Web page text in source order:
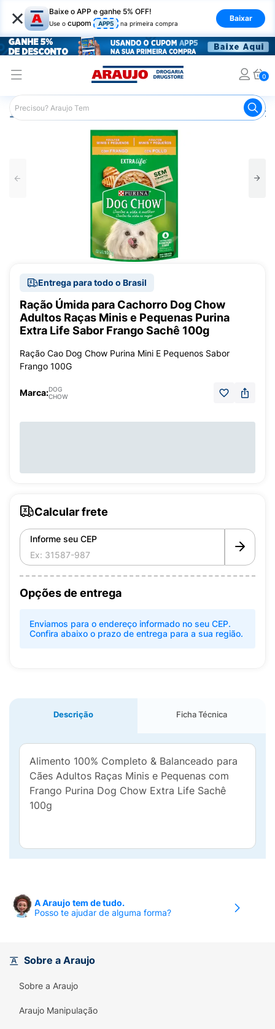
× Baixe o APP e ganhe 5% OFF!
Use o cupom APP5 na primeira compra
Baixar
0
Araujo Pet Shop Ração para Cachorro
Entrega para todo o Brasil
Ração Úmida para Cachorro Dog Chow
Adultos Raças Minis e Pequenas Purina
Extra Life Sabor Frango Sachê 100g
Ração Cao Dog Chow Purina Mini E Pequenos Sabor
Frango 100G
Marca:DOG
CHOW
Calcular frete
Informe seu CEP
Opções de entrega
Enviamos para o endereço informado no seu CEP.
Confira abaixo o prazo de entrega para a sua região.
Descrição Ficha Técnica
Alimento 100% Completo & Balanceado para
Cães Adultos Raças Minis e Pequenas com
Frango Purina Dog Chow Extra Life Sachê
100g
A Araujo tem de tudo.
Posso te ajudar de alguma forma?
Sobre a Araujo
Sobre a Araujo
Araujo Manipulação